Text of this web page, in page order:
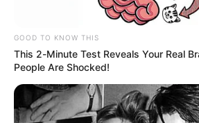
830 mil
GOOD TO KNOW THIS
This 2-Minute Test Reveals Your Real
People Are Shocked!